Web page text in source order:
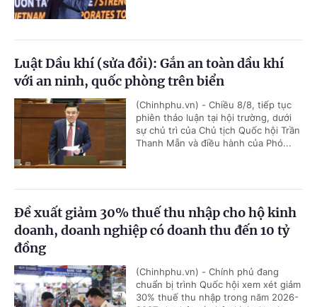
Luật Dầu khí (sửa đổi): Gắn an toàn dầu khí
với an ninh, quốc phòng trên biển
(Chinhphu.vn) - Chiều 8/8, tiếp tục
phiên thảo luận tại hội trường, dưới
sự chủ trì của Chủ tịch Quốc hội Trần
Thanh Mẫn và điều hành của Phó...
Đề xuất giảm 30% thuế thu nhập cho hộ kinh
doanh, doanh nghiệp có doanh thu đến 10 tỷ
đồng
(Chinhphu.vn) - Chính phủ đang
chuẩn bị trình Quốc hội xem xét giảm
30% thuế thu nhập trong năm 2026-